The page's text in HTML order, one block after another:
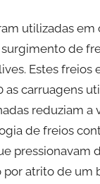
utilizadas
de
Estes freios
carruagens
reduziam
de freios
pressionavam
atrito de um